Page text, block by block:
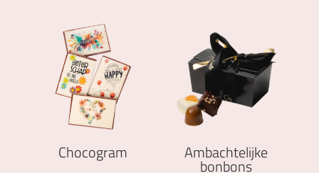
Chocogram Ambachtelijke
bonbons